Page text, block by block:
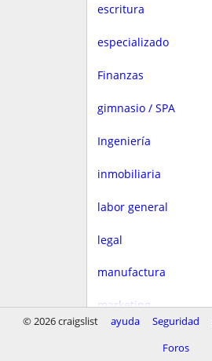
escritura
especializado
Finanzas
gimnasio / SPA
Ingeniería
inmobiliaria
labor general
legal
manufactura
marketing
© 2026 craigslist ayuda Seguridad
Foros